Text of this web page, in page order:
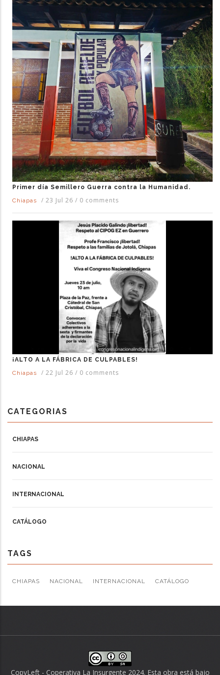
Primer día Semillero Guerra contra la Humanidad.
Chiapas
/ 23 Jul 26 / 0 comments
¡ALTO A LA FÁBRICA DE CULPABLES!
Chiapas
/ 22 Jul 26 / 0 comments
CATEGORIAS
CHIAPAS
NACIONAL
INTERNACIONAL
CATÁLOGO
TAGS
CHIAPAS NACIONAL INTERNACIONAL CATÁLOGO
CopyLeft - Coperativa La Insurgente 2024. Esta obra está bajo